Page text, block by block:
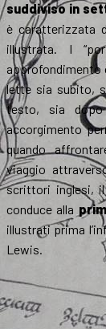
suddiviso in
è caratterizzata
illustrata. I
approfondimento
lette sia subito,
testo, sia dopo
accorgimento
quando
viaggio
scrittori inglesi,
conduce alla
illustrati prima
Lewis.